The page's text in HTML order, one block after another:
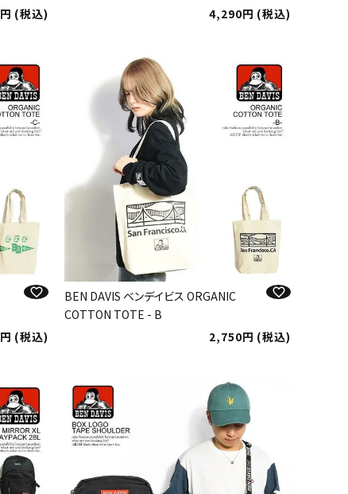
税込
4,290
税込
税込
BEN DAVIS ベンデイビス ORGANIC
COTTON TOTE - B
2,750
税込